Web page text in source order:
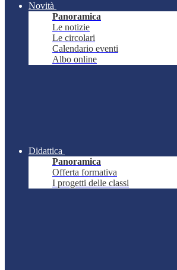
Novità
Panoramica
Le notizie
Le circolari
Calendario eventi
Albo online
Didattica
Panoramica
Offerta formativa
I progetti delle classi